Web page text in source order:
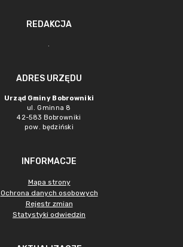
REDAKCJA
.
ADRES URZĘDU
Urząd Gminy Bobrowniki
ul. Gminna 8
42-583 Bobrowniki
pow. będziński
INFORMACJE
Mapa strony
Ochrona danych osobowych
Rejestr zmian
Statystyki odwiedzin